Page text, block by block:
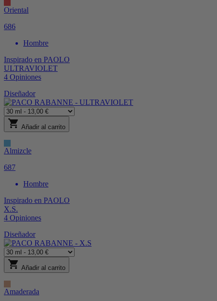
Oriental
686
Hombre
Inspirado en PAOLO
ULTRAVIOLET
4 Opiniones
Diseñador
shopping_cart Añadir al carrito
Almizcle
687
Hombre
Inspirado en PAOLO
X.S.
4 Opiniones
Diseñador
shopping_cart Añadir al carrito
Amaderada